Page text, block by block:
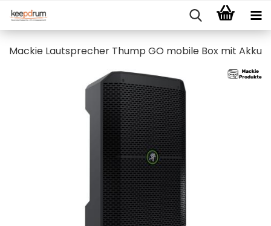
Mackie Lautsprecher Thump GO mobile Box mit Akku